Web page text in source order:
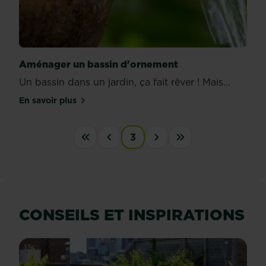
Aménager un bassin d'ornement
Un bassin dans un jardin, ça fait rêver ! Mais...
En savoir plussur Aménager un bassin d'ornement
PAGINATION
3
CONSEILS ET INSPIRATIONS